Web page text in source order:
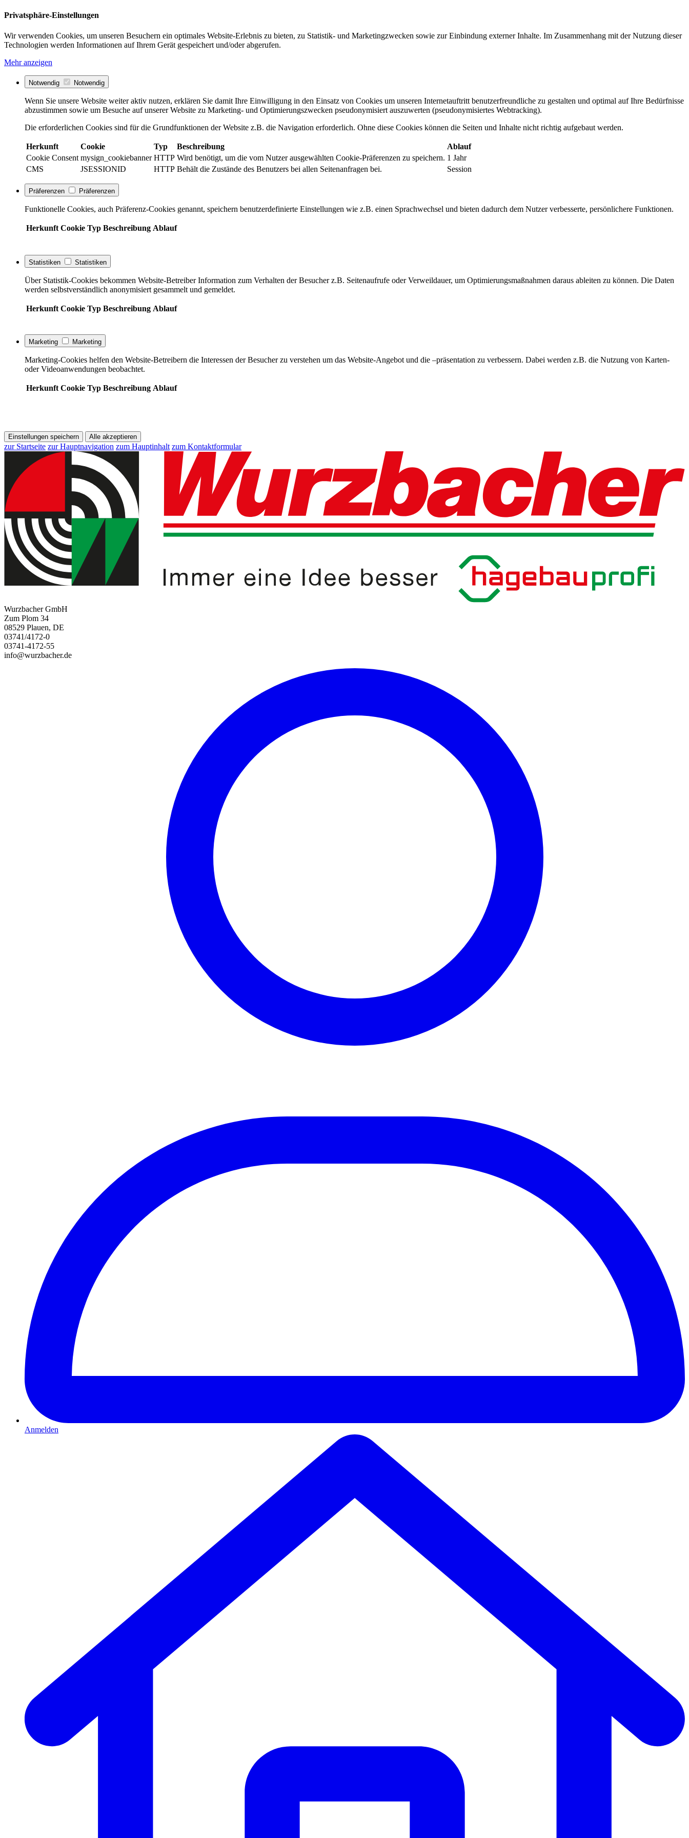
Privatsphäre-Einstellungen
Wir verwenden Cookies, um unseren Besuchern ein optimales Website-Erlebnis zu bieten, zu Statistik- und Marketingzwecken sowie zur Einbindung externer Inhalte. Im Zusammenhang mit der Nutzung dieser
Technologien werden Informationen auf Ihrem Gerät gespeichert und/oder abgerufen.
Mehr anzeigen
Notwendig Notwendig
Wenn Sie unsere Website weiter aktiv nutzen, erklären Sie damit Ihre Einwilligung in den Einsatz von Cookies um unseren Internetauftritt benutzerfreundliche zu gestalten und optimal auf Ihre Bedürfnisse
abzustimmen sowie um Besuche auf unserer Website zu Marketing- und Optimierungszwecken pseudonymisiert auszuwerten (pseudonymisiertes Webtracking).
Die erforderlichen Cookies sind für die Grundfunktionen der Website z.B. die Navigation erforderlich. Ohne diese Cookies können die Seiten und Inhalte nicht richtig aufgebaut werden.
Herkunft Cookie Typ Beschreibung
Ablauf
Cookie Consent mysign_cookiebanner HTTP Wird benötigt, um die vom Nutzer ausgewählten Cookie-Präferenzen zu speichern. 1 Jahr
CMS
JSESSIONID HTTP Behält die Zustände des Benutzers bei allen Seitenanfragen bei. Session
Präferenzen Präferenzen
Funktionelle Cookies, auch Präferenz-Cookies genannt, speichern benutzerdefinierte Einstellungen wie z.B. einen Sprachwechsel und bieten dadurch dem Nutzer verbesserte, persönlichere Funktionen.
Herkunft Cookie Typ Beschreibung Ablauf
Statistiken Statistiken
Über Statistik-Cookies bekommen Website-Betreiber Information zum Verhalten der Besucher z.B. Seitenaufrufe oder Verweildauer, um Optimierungsmaßnahmen daraus ableiten zu können. Die Daten
werden selbstverständlich anonymisiert gesammelt und gemeldet.
Herkunft Cookie Typ Beschreibung Ablauf
Marketing Marketing
Marketing-Cookies helfen den Website-Betreibern die Interessen der Besucher zu verstehen um das Website-Angebot und die –präsentation zu verbessern. Dabei werden z.B. die Nutzung von Karten-
oder Videoanwendungen beobachtet.
Herkunft Cookie Typ Beschreibung Ablauf
Einstellungen speichern Alle akzeptieren
zur Startseite zur Hauptnavigation zum Hauptinhalt zum Kontaktformular
Wurzbacher GmbH
Zum Plom 34
08529 Plauen, DE
03741/4172-0
03741-4172-55
info@wurzbacher.de
Anmelden